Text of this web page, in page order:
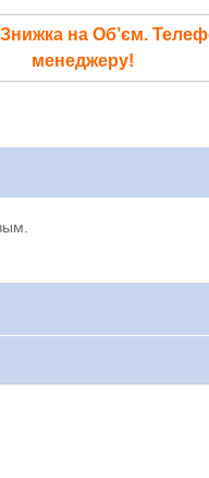
на Об’єм.
менеджеру!